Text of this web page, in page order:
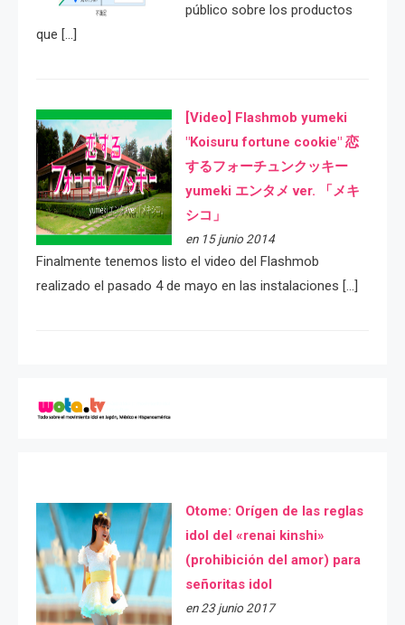
público sobre los productos
que […]
[Video] Flashmob yumeki
"Koisuru fortune cookie" 恋
するフォーチュンクッキー
yumeki エンタメ ver. 「メキ
シコ」
en 15 junio 2014
Finalmente tenemos listo el video del Flashmob
realizado el pasado 4 de mayo en las instalaciones […]
Otome: Orígen de las reglas
idol del «renai kinshi»
(prohibición del amor) para
señoritas idol
en 23 junio 2017